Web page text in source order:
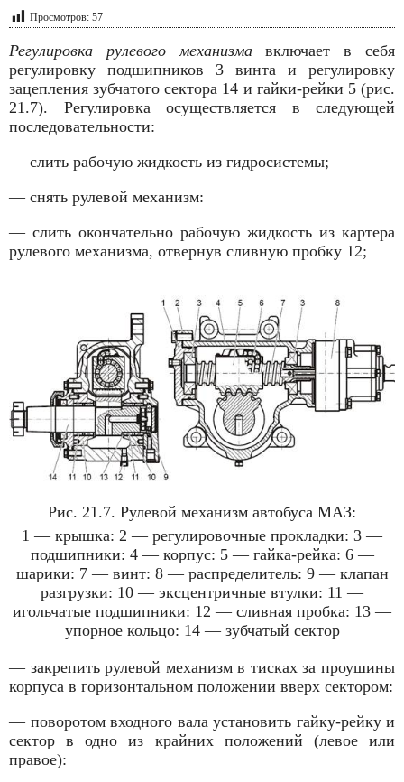
Просмотров: 57
Регулировка рулевого механизмавключает в себя
регулировку подшипников 3 винта и регулировку
зацепления зубчатого сектора 14 и гайки-рейки 5 (рис.
21.7). Регулировка осу­ществляется в следующей
последовательности:
— слить рабочую жидкость из гидросистемы;
— снять рулевой механизм:
— слить окончательно рабочую жидкость из картера
рулевого механизма, отвер­нув сливную пробку 12;
Рис. 21.7. Рулевой механизм автобуса МАЗ:
1 — крышка: 2 — регулировочные прокладки: 3 —
подшипники: 4 — корпус: 5 — гайка-рейка: 6 —
шарики: 7 — винт: 8 — распределитель: 9 — клапан
разгрузки: 10 — эксцентричные втулки: 11 —
игольчатые под­шипники: 12 — сливная пробка: 13 —
упорное кольцо: 14 — зубчатый сектор
— закрепить рулевой механизм в тисках за проушины
корпуса в горизонтальном положении вверх сектором:
— поворотом входного вала установить гайку-рейку и
сектор в одно из крайних положений (левое или
правое):